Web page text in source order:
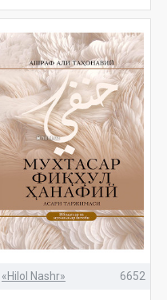
«Hilol Nashr» 6652